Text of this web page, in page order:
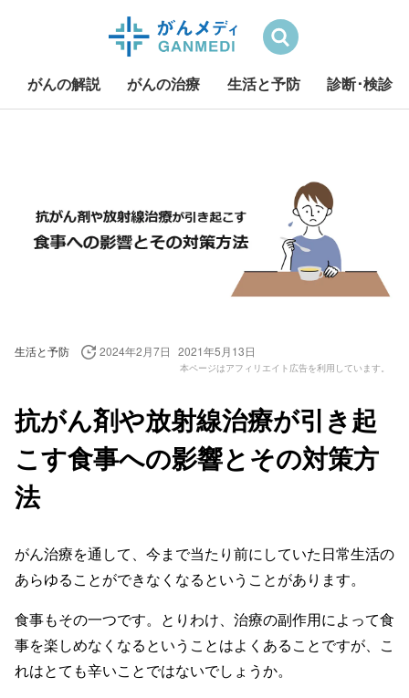
検索
がんの解説 がんの治療 生活と予防 診断･検診
生活と予防 2024年2月7日 2021年5月13日
本ページはアフィリエイト広告を利用しています。
抗がん剤や放射線治療が引き起
こす食事への影響とその対策方
法
がん治療を通して、今まで当たり前にしていた日常生活の
あらゆることができなくなるということがあります。
食事もその一つです。とりわけ、治療の副作用によって食
事を楽しめなくなるということはよくあることですが、こ
れはとても辛いことではないでしょうか。